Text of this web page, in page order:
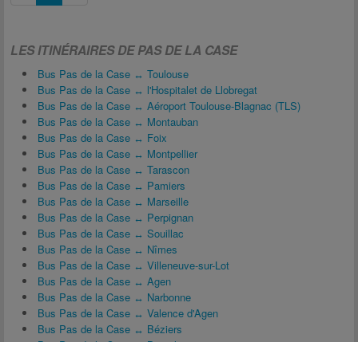
LES ITINÉRAIRES DE PAS DE LA CASE
Bus Pas de la Case ↔ Toulouse
Bus Pas de la Case ↔ l'Hospitalet de Llobregat
Bus Pas de la Case ↔ Aéroport Toulouse-Blagnac (TLS)
Bus Pas de la Case ↔ Montauban
Bus Pas de la Case ↔ Foix
Bus Pas de la Case ↔ Montpellier
Bus Pas de la Case ↔ Tarascon
Bus Pas de la Case ↔ Pamiers
Bus Pas de la Case ↔ Marseille
Bus Pas de la Case ↔ Perpignan
Bus Pas de la Case ↔ Souillac
Bus Pas de la Case ↔ Nîmes
Bus Pas de la Case ↔ Villeneuve-sur-Lot
Bus Pas de la Case ↔ Agen
Bus Pas de la Case ↔ Narbonne
Bus Pas de la Case ↔ Valence d'Agen
Bus Pas de la Case ↔ Béziers